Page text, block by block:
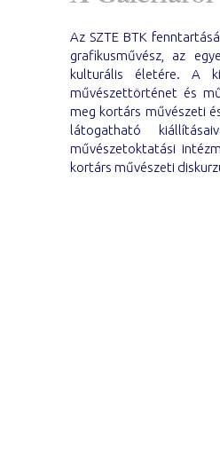
Az SZTE BTK
grafikusművész, az
kulturális életére. A
művészettörténet és
meg kortárs művészeti
látogatható
művészetoktatási
kortárs művészeti